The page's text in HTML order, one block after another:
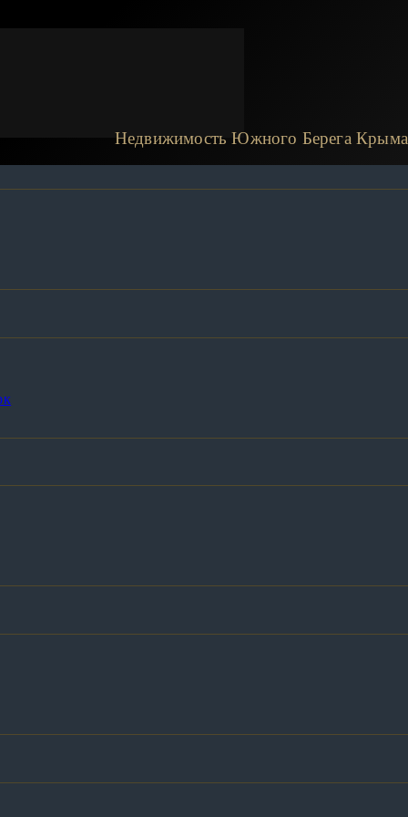
Недвижимость Южного Берега Крыма